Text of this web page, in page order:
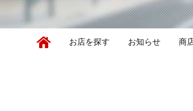
お店を探す お知らせ 商